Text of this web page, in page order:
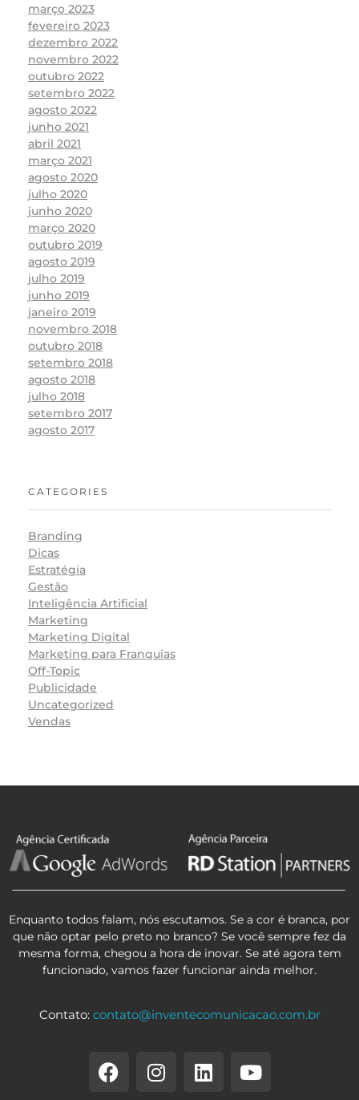
março 2023
fevereiro 2023
dezembro 2022
novembro 2022
outubro 2022
setembro 2022
agosto 2022
junho 2021
abril 2021
março 2021
agosto 2020
julho 2020
junho 2020
março 2020
outubro 2019
agosto 2019
julho 2019
junho 2019
janeiro 2019
novembro 2018
outubro 2018
setembro 2018
agosto 2018
julho 2018
setembro 2017
agosto 2017
CATEGORIES
Branding
Dicas
Estratégia
Gestão
Inteligência Artificial
Marketing
Marketing Digital
Marketing para Franquias
Off-Topic
Publicidade
Uncategorized
Vendas
Enquanto todos falam, nós escutamos. Se a cor é branca, por
que não optar pelo preto no branco? Se você sempre fez da
mesma forma, chegou a hora de inovar. Se até agora tem
funcionado, vamos fazer funcionar ainda melhor.
Contato: contato@inventecomunicacao.com.br